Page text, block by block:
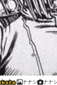
ナナシ ナナシ